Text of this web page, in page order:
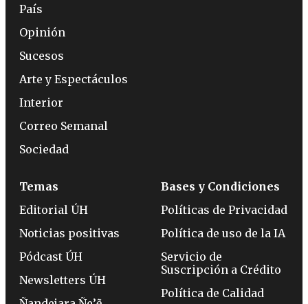
País
Opinión
Sucesos
Arte y Espectáculos
Interior
Correo Semanal
Sociedad
Temas
Editorial ÚH
Noticias positivas
Pódcast ÚH
Newsletters ÚH
Bases y Condiciones
Políticas de Privacidad
Política de uso de la IA
Servicio de
Suscripción a Crédito
Política de Calidad